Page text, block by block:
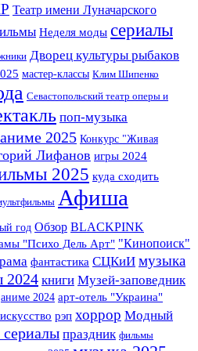
Театр имени Луначарского
Неделя моды сериалы
Дворец культуры рыбаков
мастер-классы Клим Шипенко
Севастопольский театр оперы и
поп-музыка
аниме 2025 Конкурс "Живая
Лифанов игры 2024
2025 куда сходить
Афиша
год Обзор BLACKPINK
"Психо Дель Арт" "Кинопоиск"
фантастика СЦКиИ музыка
2024 книги Музей-заповедник
аниме 2024 арт-отель "Украина"
рэп хоррор Модный
сериалы праздник фильмы